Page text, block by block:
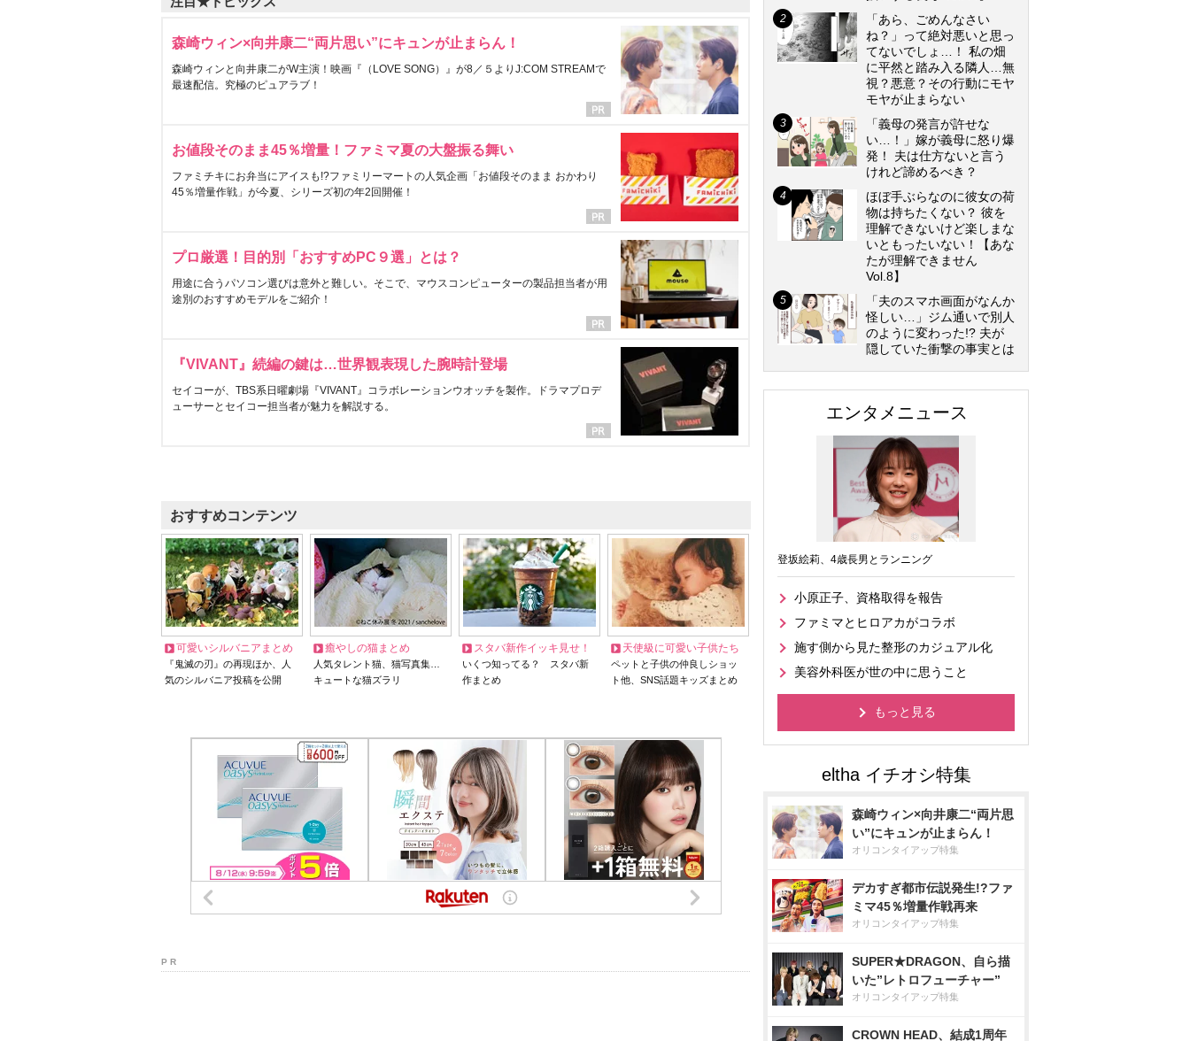
森崎ウィン×向井康二“両片思い”にキュンが止まらん！
森崎ウィンと向井康二がW主演！映画『（LOVE SONG）』が8／５よりJ:COM STREAMで
最速配信。究極のピュアラブ！
お値段そのまま45％増量！ファミマ夏の大盤振る舞い
ファミチキにお弁当にアイスも!?ファミリーマートの人気企画「お値段そのまま おかわり
45％増量作戦」が今夏、シリーズ初の年2回開催！
プロ厳選！目的別「おすすめPC９選」とは？
用途に合うパソコン選びは意外と難しい。そこで、マウスコンピューターの製品担当者が用
途別のおすすめモデルをご紹介！
『VIVANT』続編の鍵は…世界観表現した腕時計登場
セイコーが、TBS系日曜劇場『VIVANT』コラボレーションウオッチを製作。ドラマプロデ
ューサーとセイコー担当者が魅力を解説する。
おすすめコンテンツ
可愛いシルバニアまとめ
『鬼滅の刃』の再現ほか、人
気のシルバニア投稿を公開
癒やしの猫まとめ
人気タレント猫、猫写真集…
キュートな猫ズラリ
スタバ新作イッキ見せ！
いくつ知ってる？ スタバ新
作まとめ
天使級に可愛い子供たち
ペットと子供の仲良しショッ
ト他、SNS話題キッズまとめ
P R
「あら、ごめんなさい
ね？」って絶対悪いと思っ
てないでしょ…！ 私の畑
に平然と踏み入る隣人…無
視？悪意？その行動にモヤ
モヤが止まらない
「義母の発言が許せな
い…！」嫁が義母に怒り爆
発！ 夫は仕方ないと言う
けれど諦めるべき？
ほぼ手ぶらなのに彼女の荷
物は持ちたくない？ 彼を
理解できないけど楽しまな
いともったいない！【あな
たが理解できません
Vol.8】
「夫のスマホ画面がなんか
怪しい…」ジム通いで別人
のように変わった!? 夫が
隠していた衝撃の事実とは
エンタメニュース
登坂絵莉、4歳長男とランニング
小原正子、資格取得を報告
ファミマとヒロアカがコラボ
施す側から見た整形のカジュアル化
美容外科医が世の中に思うこと
もっと見る
森崎ウィン×向井康二“両片思
い”にキュンが止まらん！
オリコンタイアップ特集
デカすぎ都市伝説発生!?ファ
ミマ45％増量作戦再来
オリコンタイアップ特集
SUPER★DRAGON、自ら描
いた”レトロフューチャー”
オリコンタイアップ特集
CROWN HEAD、結成1周年